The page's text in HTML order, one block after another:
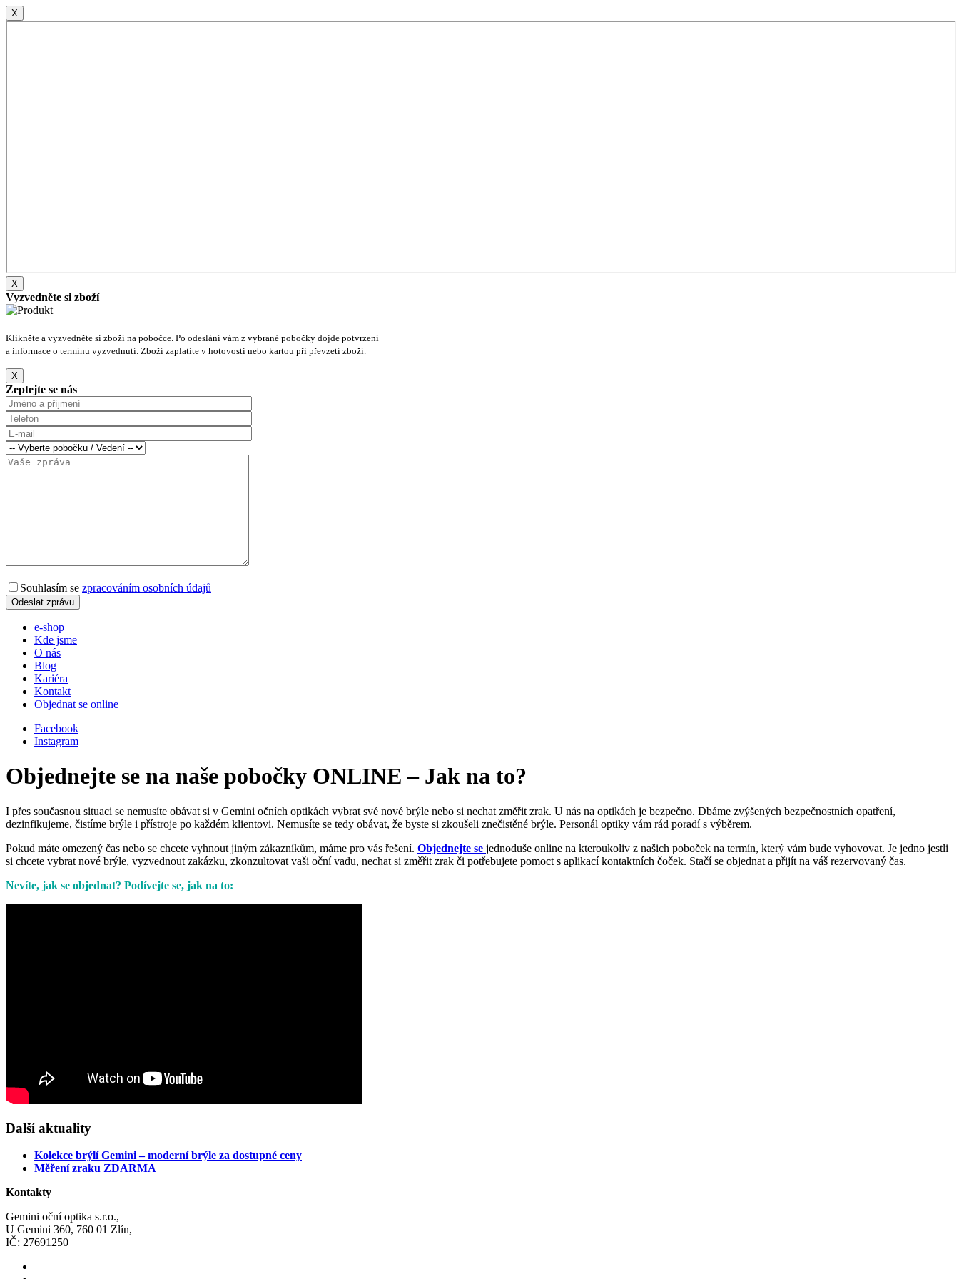
X
X
Vyzvedněte si zboží
Klikněte a vyzvedněte si zboží na pobočce. Po odeslání vám z vybrané pobočky dojde potvrzení
a informace o termínu vyzvednutí. Zboží zaplatíte v hotovosti nebo kartou při převzetí zboží.
X
Zeptejte se nás
Souhlasím se zpracováním osobních údajů
e-shop
Kde jsme
O nás
Blog
Kariéra
Kontakt
Objednat se online
Facebook
Instagram
Objednejte se na naše pobočky ONLINE – Jak na to?
I přes současnou situaci se nemusíte obávat si v Gemini očních optikách vybrat své nové brýle nebo si nechat změřit zrak. U nás na optikách je bezpečno. Dbáme zvýšených bezpečnostních opatření,
dezinfikujeme, čistíme brýle i přístroje po každém klientovi. Nemusíte se tedy obávat, že byste si zkoušeli znečistěné brýle. Personál optiky vám rád poradí s výběrem.
Pokud máte omezený čas nebo se chcete vyhnout jiným zákazníkům, máme pro vás řešení. Objednejte se jednoduše online na kteroukoliv z našich poboček na termín, který vám bude vyhovovat. Je jedno jestli
si chcete vybrat nové brýle, vyzvednout zakázku, zkonzultovat vaši oční vadu, nechat si změřit zrak či potřebujete pomoct s aplikací kontaktních čoček. Stačí se objednat a přijít na váš rezervovaný čas.
Nevíte, jak se objednat? Podívejte se, jak na to:
Další aktuality
Kolekce brýlí Gemini – moderní brýle za dostupné ceny
Měření zraku ZDARMA
Kontakty
Gemini oční optika s.r.o.,
U Gemini 360, 760 01 Zlín,
IČ: 27691250